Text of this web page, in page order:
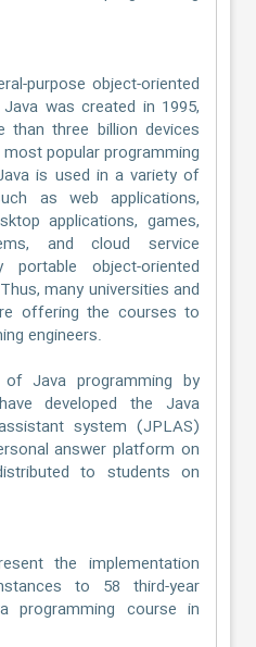
purpose object-oriented
was created in 1995,
three billion devices
popular programming
is used in a variety of
as web applications,
applications, games,
and cloud service
object-oriented
many universities and
offering the courses to
engineers.
Java programming by
developed the Java
system (JPLAS)
answer platform on
to students on
the implementation
to 58 third-year
programming course in